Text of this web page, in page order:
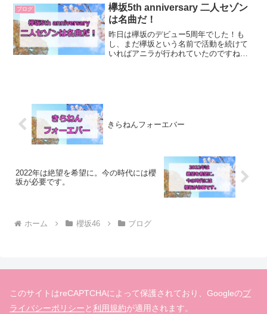
りもさわやかとい...
ブログ
欅坂5th anniversary 二人セゾン
は名曲だ！
昨日は欅坂のデビュー5周年でした！も
し、まだ欅坂という名前で活動を続けて
いればアニラが行われていたのですね
きらねんフォーエバー
2022年は絶望を希望に。今の時代には櫻
坂が必要です。
ホーム 櫻坂46 ブログ
このサイトはreCAPTCHAによって保護されており、Googleのプ
ライバシーポリシーと利用規約が適用されます。